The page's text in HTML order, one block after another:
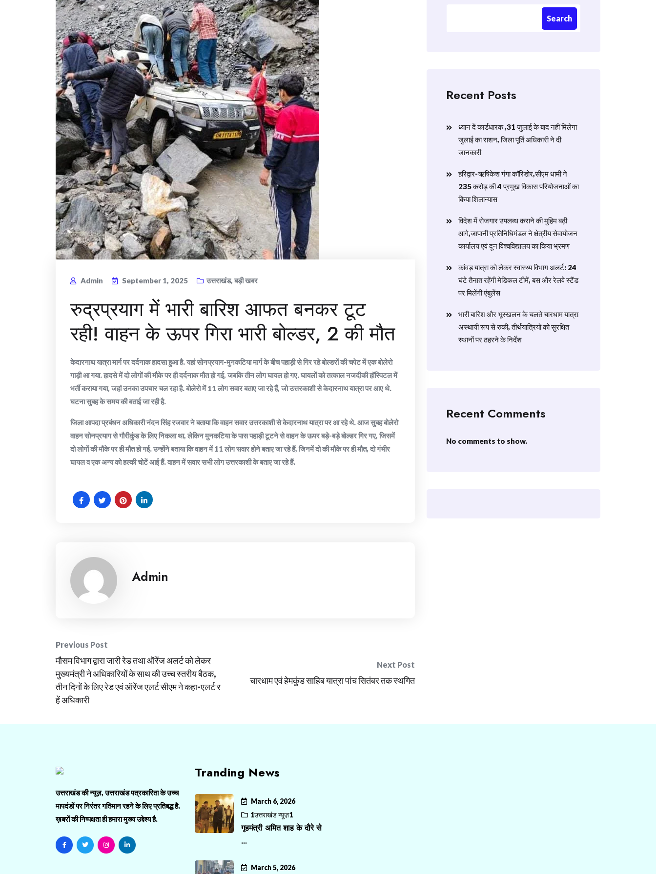
Admin September 1, 2025 उत्तराखंड, बड़ी खबर
रुद्रप्रयाग में भारी बारिश आफत बनकर टूट
रही! वाहन के ऊपर गिरा भारी बोल्डर, 2 की मौत
केदारनाथ यात्रा मार्ग पर दर्दनाक हादसा हुआ है. यहां सोनप्रयाग-मुनकटिया मार्ग के बीच पहाड़ी से गिर रहे बोल्डरों की चपेट में एक बोलेरो
गाड़ी आ गया. हादसे में दो लोगों की मौके पर ही दर्दनाक मौत हो गई, जबकि तीन लोग घायल हो गए. घायलों को तत्काल नजदीकी हॉस्पिटल में
भर्ती कराया गया, जहां उनका उपचार चल रहा है. बोलेरो में 11 लोग सवार बताए जा रहे हैं, जो उत्तरकाशी से केदारनाथ यात्रा पर आए थे.
घटना सुबह के समय की बताई जा रही है.
जिला आपदा प्रबंधन अधिकारी नंदन सिंह रजवार ने बताया कि वाहन सवार उत्तरकाशी से केदारनाथ यात्रा पर आ रहे थे. आज सुबह बोलेरो
वाहन सोनप्रयाग से गौरीकुंड के लिए निकला था, लेकिन मुनकटिया के पास पहाड़ी टूटने से वाहन के ऊपर बड़े-बड़े बोल्डर गिर गए, जिसमें
दो लोगों की मौके पर ही मौत हो गई. उन्होंने बताया कि वाहन में 11 लोग सवार होने बताए जा रहे हैं, जिनमें दो की मौके पर ही मौत, दो गंभीर
घायल व एक अन्य को हल्की चोटें आई हैं. वाहन में सवार सभी लोग उत्तरकाशी के बताए जा रहे हैं.
Admin
Post
navigation
Previous Post
मौसम विभाग द्वारा जारी रेड तथा ऑरेंज अलर्ट को लेकर
मुख्यमंत्री ने अधिकारियों के साथ की उच्च स्तरीय बैठक,
तीन दिनों के लिए रेड एवं ऑरेंज एलर्ट सीएम ने कहा-एलर्ट र
हें अधिकारी
Next Post
चारधाम एवं हेमकुंड साहिब यात्रा पांच सितंबर तक स्थगित
Search
Recent Posts
ध्यान दें कार्डधारक ,31 जुलाई के बाद नहीं मिलेगा
जुलाई का राशन, जिला पूर्ति अधिकारी ने दी
जानकारी
हरिद्वार-ऋषिकेश गंगा कॉरिडोर,सीएम धामी ने
235 करोड़ की 4 प्रमुख विकास परियोजनाओं का
किया शिलान्यास
विदेश में रोजगार उपलब्ध कराने की मुहिम बढ़ी
आगे,जापानी प्रतिनिधिमंडल ने क्षेत्रीय सेवायोजन
कार्यालय एवं दून विश्वविद्यालय का किया भ्रमण
​कांवड़ यात्रा को लेकर स्वास्थ्य विभाग अलर्ट: 24
घंटे तैनात रहेंगी मेडिकल टीमें, बस और रेलवे स्टैंड
पर मिलेंगी एंबुलेंस
​भारी बारिश और भूस्खलन के चलते चारधाम यात्रा
अस्थायी रूप से रुकी, तीर्थयात्रियों को सुरक्षित
स्थानों पर ठहरने के निर्देश
Recent Comments
No comments to show.
उत्तराखंड की न्यूज़, उत्तराखंड पत्रकारिता के उच्च
मापदंडों पर निरंतर गतिमान रहने के लिए प्रतिबद्ध है.
ख़बरों की निष्पक्षता ही हमारा मुख्य उद्देश्य है.
Tranding News
March 6, 2026
1उत्तराखंड न्यूज़1
गृहमंत्री अमित शाह के दौरे से
...
March 5, 2026